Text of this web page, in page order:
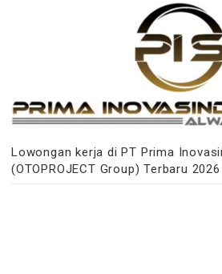
Lowongan kerja di PT Prima
(OTOPROJECT Group) Terbaru 2026